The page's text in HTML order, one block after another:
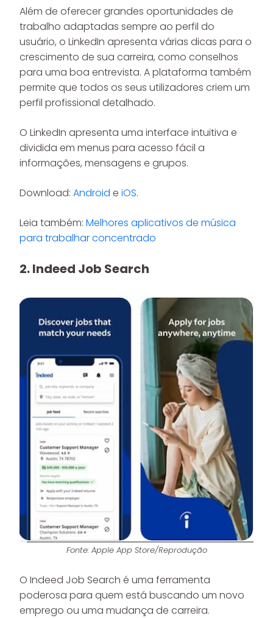
Além de oferecer grandes oportunidades de
trabalho adaptadas sempre ao perfil do
usuário, o LinkedIn apresenta várias dicas para o
crescimento de sua carreira, como conselhos
para uma boa entrevista. A plataforma também
permite que todos os seus utilizadores criem um
perfil profissional detalhado.
O LinkedIn apresenta uma interface intuitiva e
dividida em menus para acesso fácil a
informações, mensagens e grupos.
Download: Android e iOS.
Leia também: Melhores aplicativos de música
para trabalhar concentrado
2. Indeed Job Search
Fonte: Apple App Store/Reprodução
O Indeed Job Search é uma ferramenta
poderosa para quem está buscando um novo
emprego ou uma mudança de carreira.